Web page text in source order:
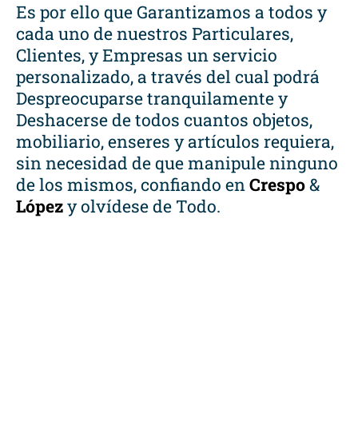
Es por ello que Garantizamos a todos y
cada uno de nuestros Particulares,
Clientes, y Empresas un servicio
personalizado, a través del cual podrá
Despreocuparse tranquilamente y
Deshacerse de todos cuantos objetos,
mobiliario, enseres y artículos requiera,
sin necesidad de que manipule ninguno
de los mismos, confiando enCrespo&
Lópezy olvídese de Todo.